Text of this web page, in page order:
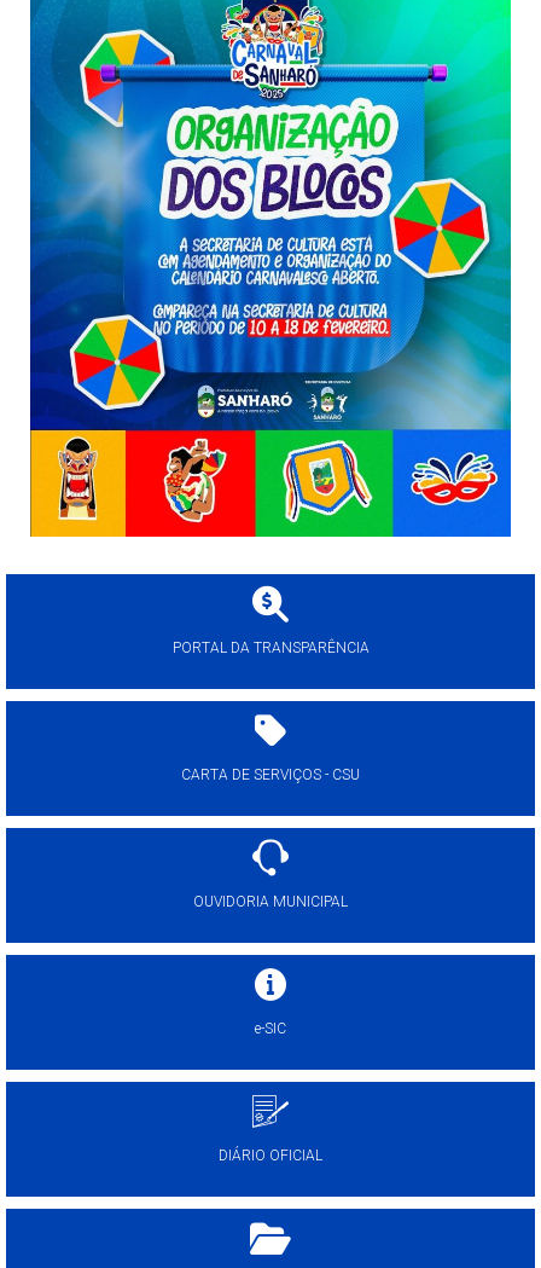
PORTAL DA TRANSPARÊNCIA
CARTA DE SERVIÇOS - CSU
OUVIDORIA MUNICIPAL
e-SIC
DIÁRIO OFICIAL